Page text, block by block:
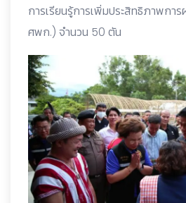
การเรียนรู้การเพิ่มประสิทธิภาพกา
ศพก.) จำนวน 50 ตัน